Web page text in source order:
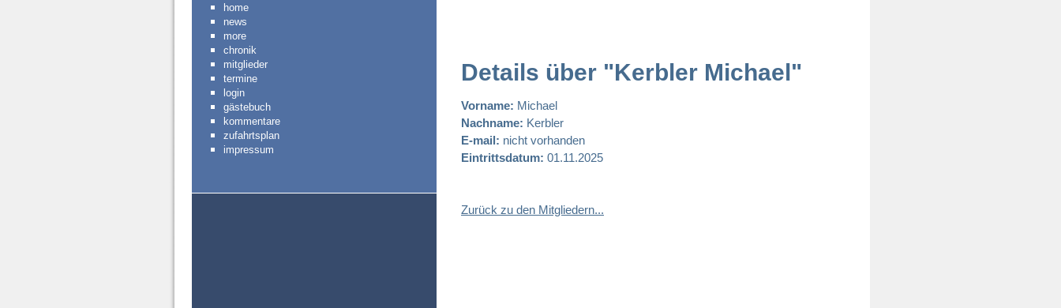
home
news
more
chronik
mitglieder
termine
login
gästebuch
kommentare
zufahrtsplan
impressum
Details über "Kerbler Michael"
Vorname: Michael
Nachname: Kerbler
E-mail: nicht vorhanden
Eintrittsdatum: 01.11.2025
Zurück zu den Mitgliedern...